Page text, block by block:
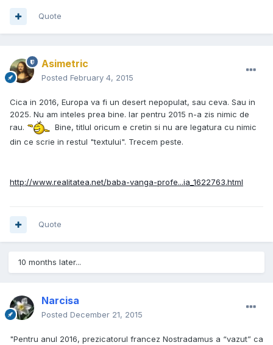
Quote
Asimetric
Posted February 4, 2015
Cica in 2016, Europa va fi un desert nepopulat, sau ceva. Sau in
2025. Nu am inteles prea bine. Iar pentru 2015 n-a zis nimic de
rau.
Bine, titlul oricum e cretin si nu are legatura cu nimic
din ce scrie in restul "textului". Trecem peste.
http://www.realitatea.net/baba-vanga-profe...ia_1622763.html
Quote
10 months later...
Narcisa
Posted December 21, 2015
"Pentru anul 2016, prezicatorul francez Nostradamus a “vazut” ca